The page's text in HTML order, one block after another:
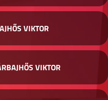
VIKTOR
VIKTOR